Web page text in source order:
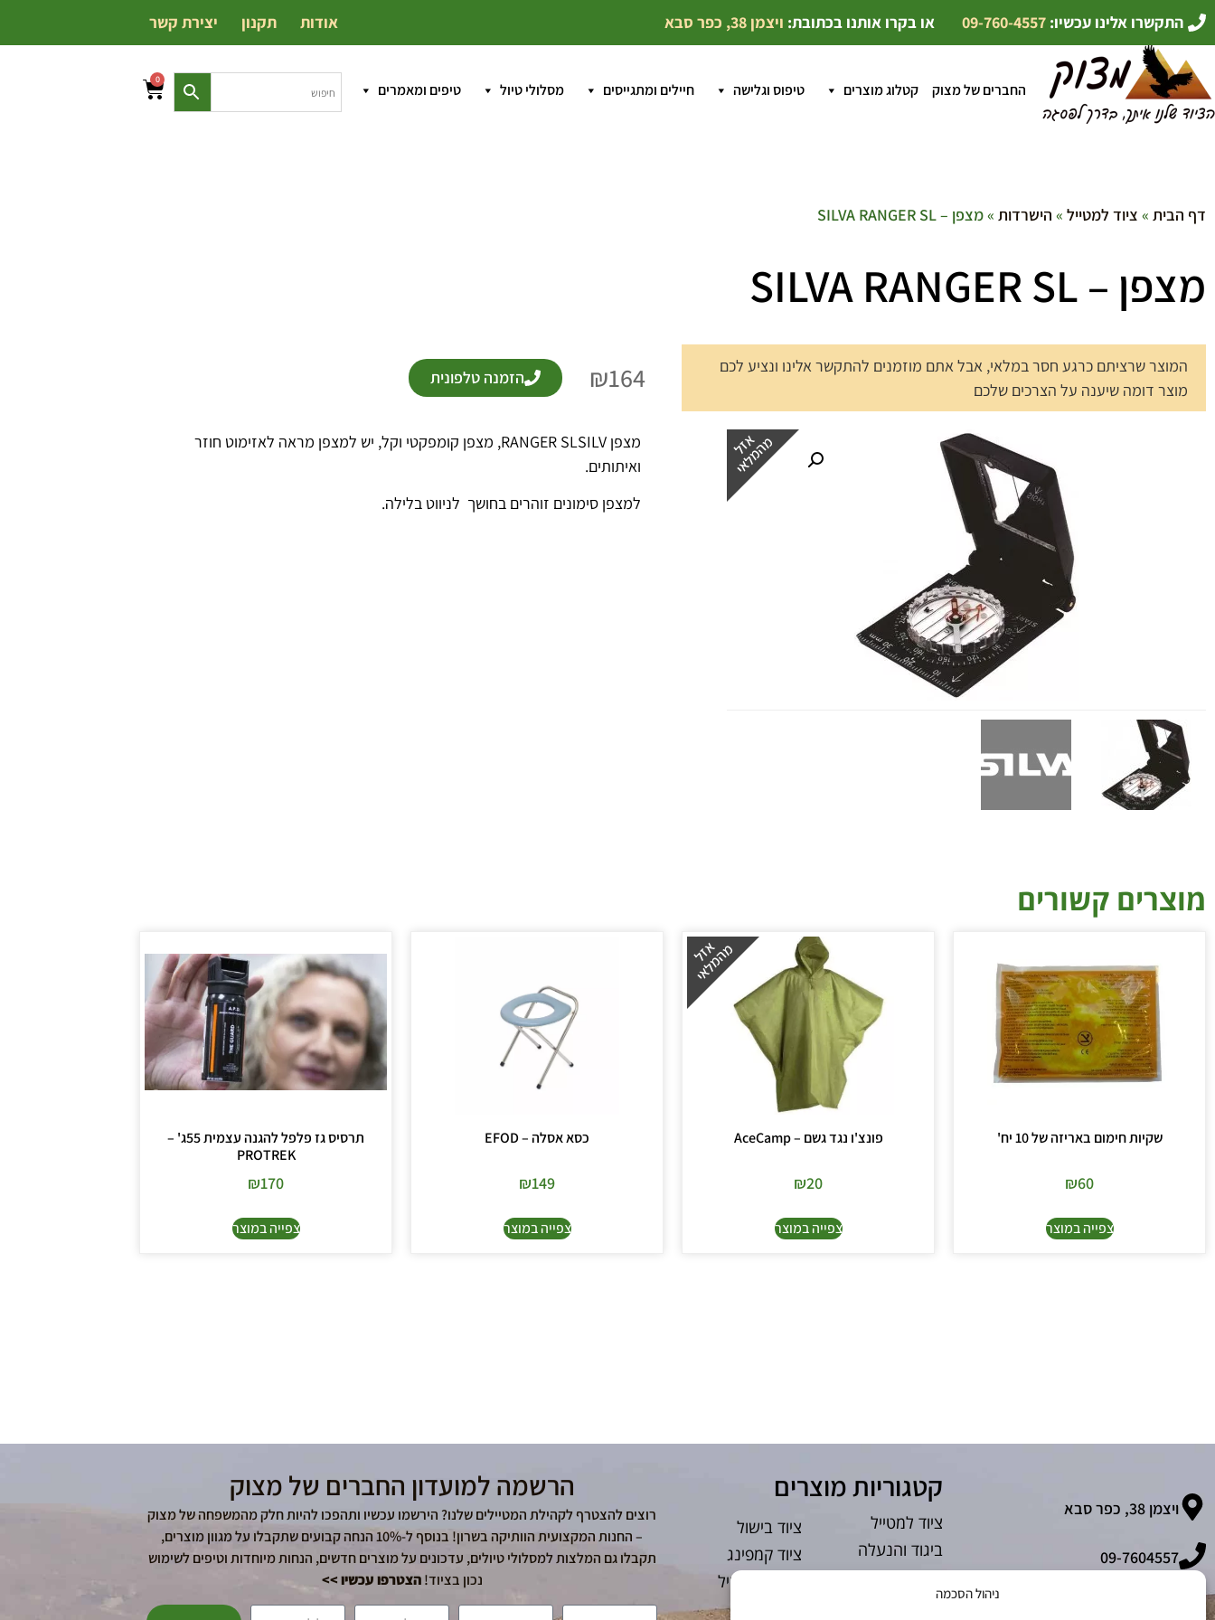
ניהול הסכמה
התקשרו אלינו עכשיו: 09-760-4557 או בקרו אותנו בכתובת: ויצמן 38, כפר סבא אודות תקנון יצירת קשר
החברים של מצוק קטלוג מוצרים טיפוס וגלישה חיילים ומתגייסים מסלולי טיול טיפים ומאמרים
0
דף הבית » ציוד למטייל » הישרדות » מצפן – SILVA RANGER SL
מצפן – SILVA RANGER SL
המוצר שרציתם כרגע חסר במלאי, אבל אתם מוזמנים להתקשר אלינו ונציע לכם
מוצר דומה שיענה על הצרכים שלכם
₪164 הזמנה טלפונית
מצפן RANGER SLSILV, מצפן קומפקטי וקל, יש למצפן מראה לאזימוט חוזר
ואיתותים.
למצפן סימונים זוהרים בחושך לניווט בלילה.
מוצרים קשורים
שקיות חימום באריזה של 10 יח'
₪60
צפייה במוצר
פונצ'ו נגד גשם – AceCamp
₪20
צפייה במוצר
כסא אסלה – EFOD
₪149
צפייה במוצר
תרסיס גז פלפל להגנה עצמית 55ג' –
PROTREK
₪170
צפייה במוצר
ויצמן 38, כפר סבא
09-7604557
קטגוריות מוצרים
ציוד למטייל
ביגוד והנעלה
חיילים ומתגייסים
ביגוד חורף
ציוד בישול
ציוד קמפינג
תיקים למטייל
הרשמה למועדון החברים של מצוק
רוצים להצטרף לקהילת המטיילים שלנו? הירשמו עכשיו ותהפכו להיות חלק מהמשפחה של מצוק
– החנות המקצועית הוותיקה בשרון! בנוסף ל-10% הנחה קבועים שתקבלו על מגוון מוצרים,
תקבלו גם המלצות למסלולי טיולים, עדכונים על מוצרים חדשים, הנחות מיוחדות וטיפים לשימוש
נכון בציוד!הצטרפו עכשיו >>